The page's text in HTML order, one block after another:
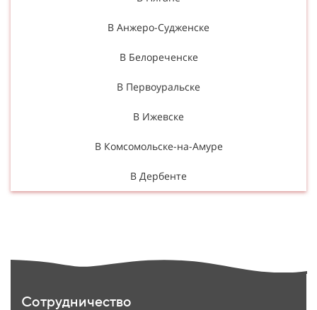
В Анжеро-Судженске
В Белореченске
В Первоуральске
В Ижевске
В Комсомольске-на-Амуре
В Дербенте
Сотрудничество